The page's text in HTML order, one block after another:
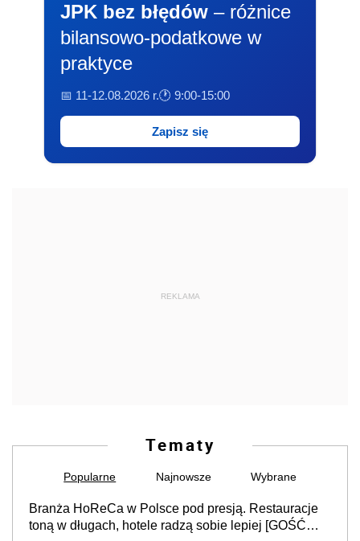
JPK bez błędów – różnice
bilansowo-podatkowe w
praktyce
📅 11-12.08.2026 r.🕐 9:00-15:00
Zapisz się
REKLAMA
Tematy
Popularne Najnowsze Wybrane
Branża HoReCa w Polsce pod presją. Restauracje
toną w długach, hotele radzą sobie lepiej [GOŚĆ